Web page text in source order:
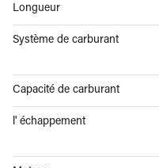
Longueur
Système de carburant
Capacité de carburant
l' échappement